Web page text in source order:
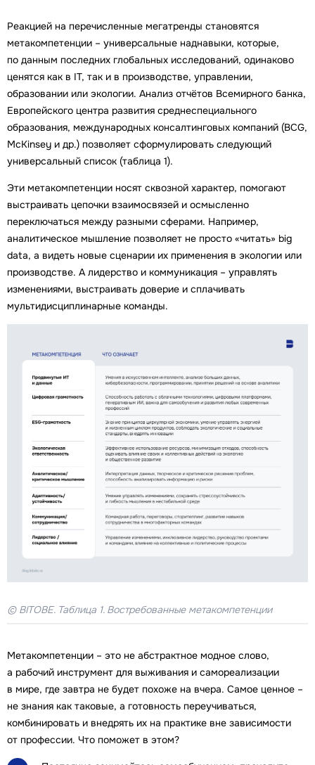
Реакцией на перечисленные мегатренды становятся
метакомпетенции – универсальные наднавыки, которые,
по данным последних глобальных исследований, одинаково
ценятся как в IT, так и в производстве, управлении,
образовании или экологии. Анализ отчётов Всемирного банка,
Европейского центра развития среднеспециального
образования, международных консалтинговых компаний (BCG,
McKinsey и др.) позволяет сформулировать следующий
универсальный список (таблица 1).
Эти метакомпетенции носят сквозной характер, помогают
выстраивать цепочки взаимосвязей и осмысленно
переключаться между разными сферами. Например,
аналитическое мышление позволяет не просто «читать» big
data, а видеть новые сценарии их применения в экологии или
производстве. А лидерство и коммуникация – управлять
изменениями, выстраивать доверие и сплачивать
мультидисциплинарные команды.
© BITOBE. Таблица 1. Востребованные метакомпетенции
Метакомпетенции – это не абстрактное модное слово,
а рабочий инструмент для выживания и самореализации
в мире, где завтра не будет похоже на вчера. Самое ценное –
не знания как таковые, а готовность переучиваться,
комбинировать и внедрять их на практике вне зависимости
от профессии. Что поможет в этом?